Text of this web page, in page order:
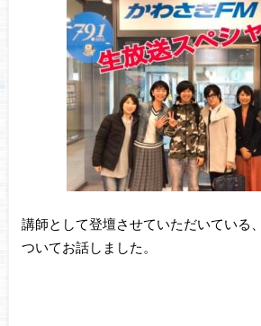
講師として登壇させていただいている
ついてお話しました。